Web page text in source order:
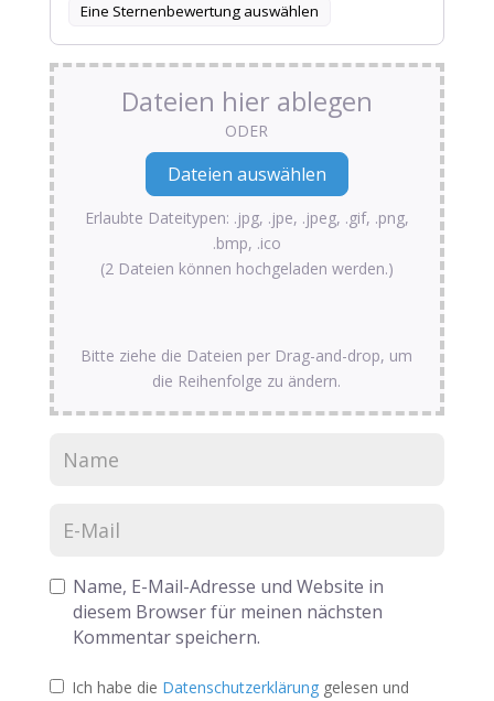
Eine Sternenbewertung auswählen
Dateien hier ablegen
ODER
Erlaubte Dateitypen: .jpg, .jpe, .jpeg, .gif, .png,
.bmp, .ico
(2 Dateien können hochgeladen werden.)
Bitte ziehe die Dateien per Drag-and-drop, um
die Reihenfolge zu ändern.
Name, E-Mail-Adresse und Website in
diesem Browser für meinen nächsten
Kommentar speichern.
Ich habe die Datenschutzerklärung gelesen und